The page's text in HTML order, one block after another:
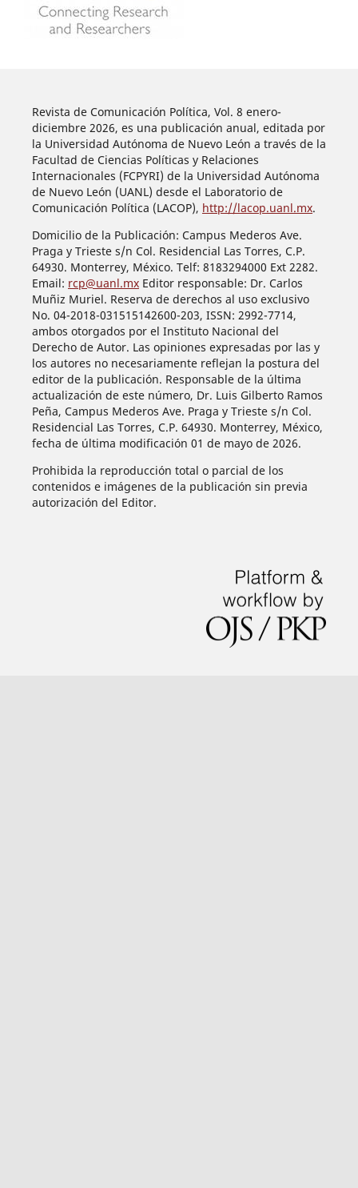
Revista de Comunicación Política, Vol. 8 enero-
diciembre 2026, es una publicación anual, editada por
la Universidad Autónoma de Nuevo León a través de la
Facultad de Ciencias Políticas y Relaciones
Internacionales (FCPYRI) de la Universidad Autónoma
de Nuevo León (UANL) desde el Laboratorio de
Comunicación Política (LACOP), http://lacop.uanl.mx.
Domicilio de la Publicación: Campus Mederos Ave.
Praga y Trieste s/n Col. Residencial Las Torres, C.P.
64930. Monterrey, México. Telf: 8183294000 Ext 2282.
Email: rcp@uanl.mxEditor responsable: Dr. Carlos
Muñiz Muriel. Reserva de derechos al uso exclusivo
No. 04-2018-031515142600-203, ISSN: 2992-7714,
ambos otorgados por el Instituto Nacional del
Derecho de Autor. Las opiniones expresadas por las y
los autores no necesariamente reflejan la postura del
editor de la publicación. Responsable de la última
actualización de este número, Dr. Luis Gilberto Ramos
Peña, Campus Mederos Ave. Praga y Trieste s/n Col.
Residencial Las Torres, C.P. 64930. Monterrey, México,
fecha de última modificación 01 de mayo de 2026.
Prohibida la reproducción total o parcial de los
contenidos e imágenes de la publicación sin previa
autorización del Editor.